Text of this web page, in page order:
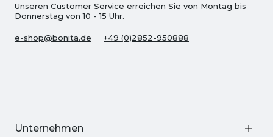
Unseren Customer Service erreichen Sie von Montag bis
Donnerstag von 10 - 15 Uhr.
e-shop@bonita.de +49 (0)2852-950888
Unternehmen